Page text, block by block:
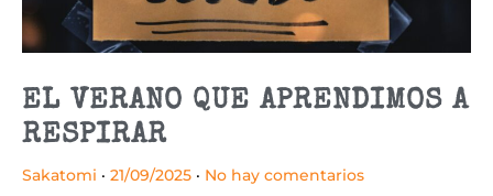
EL VERANO QUE APRENDIMOS A
RESPIRAR
Sakatomi 21/09/2025 No hay comentarios